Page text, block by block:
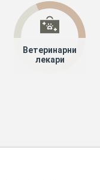
Ветеринарни
лекари